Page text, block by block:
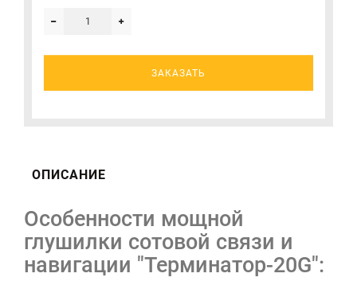
ЗАКАЗАТЬ
ОПИСАНИЕ
Особенности мощной
глушилки сотовой связи и
навигации "Терминатор-20G":